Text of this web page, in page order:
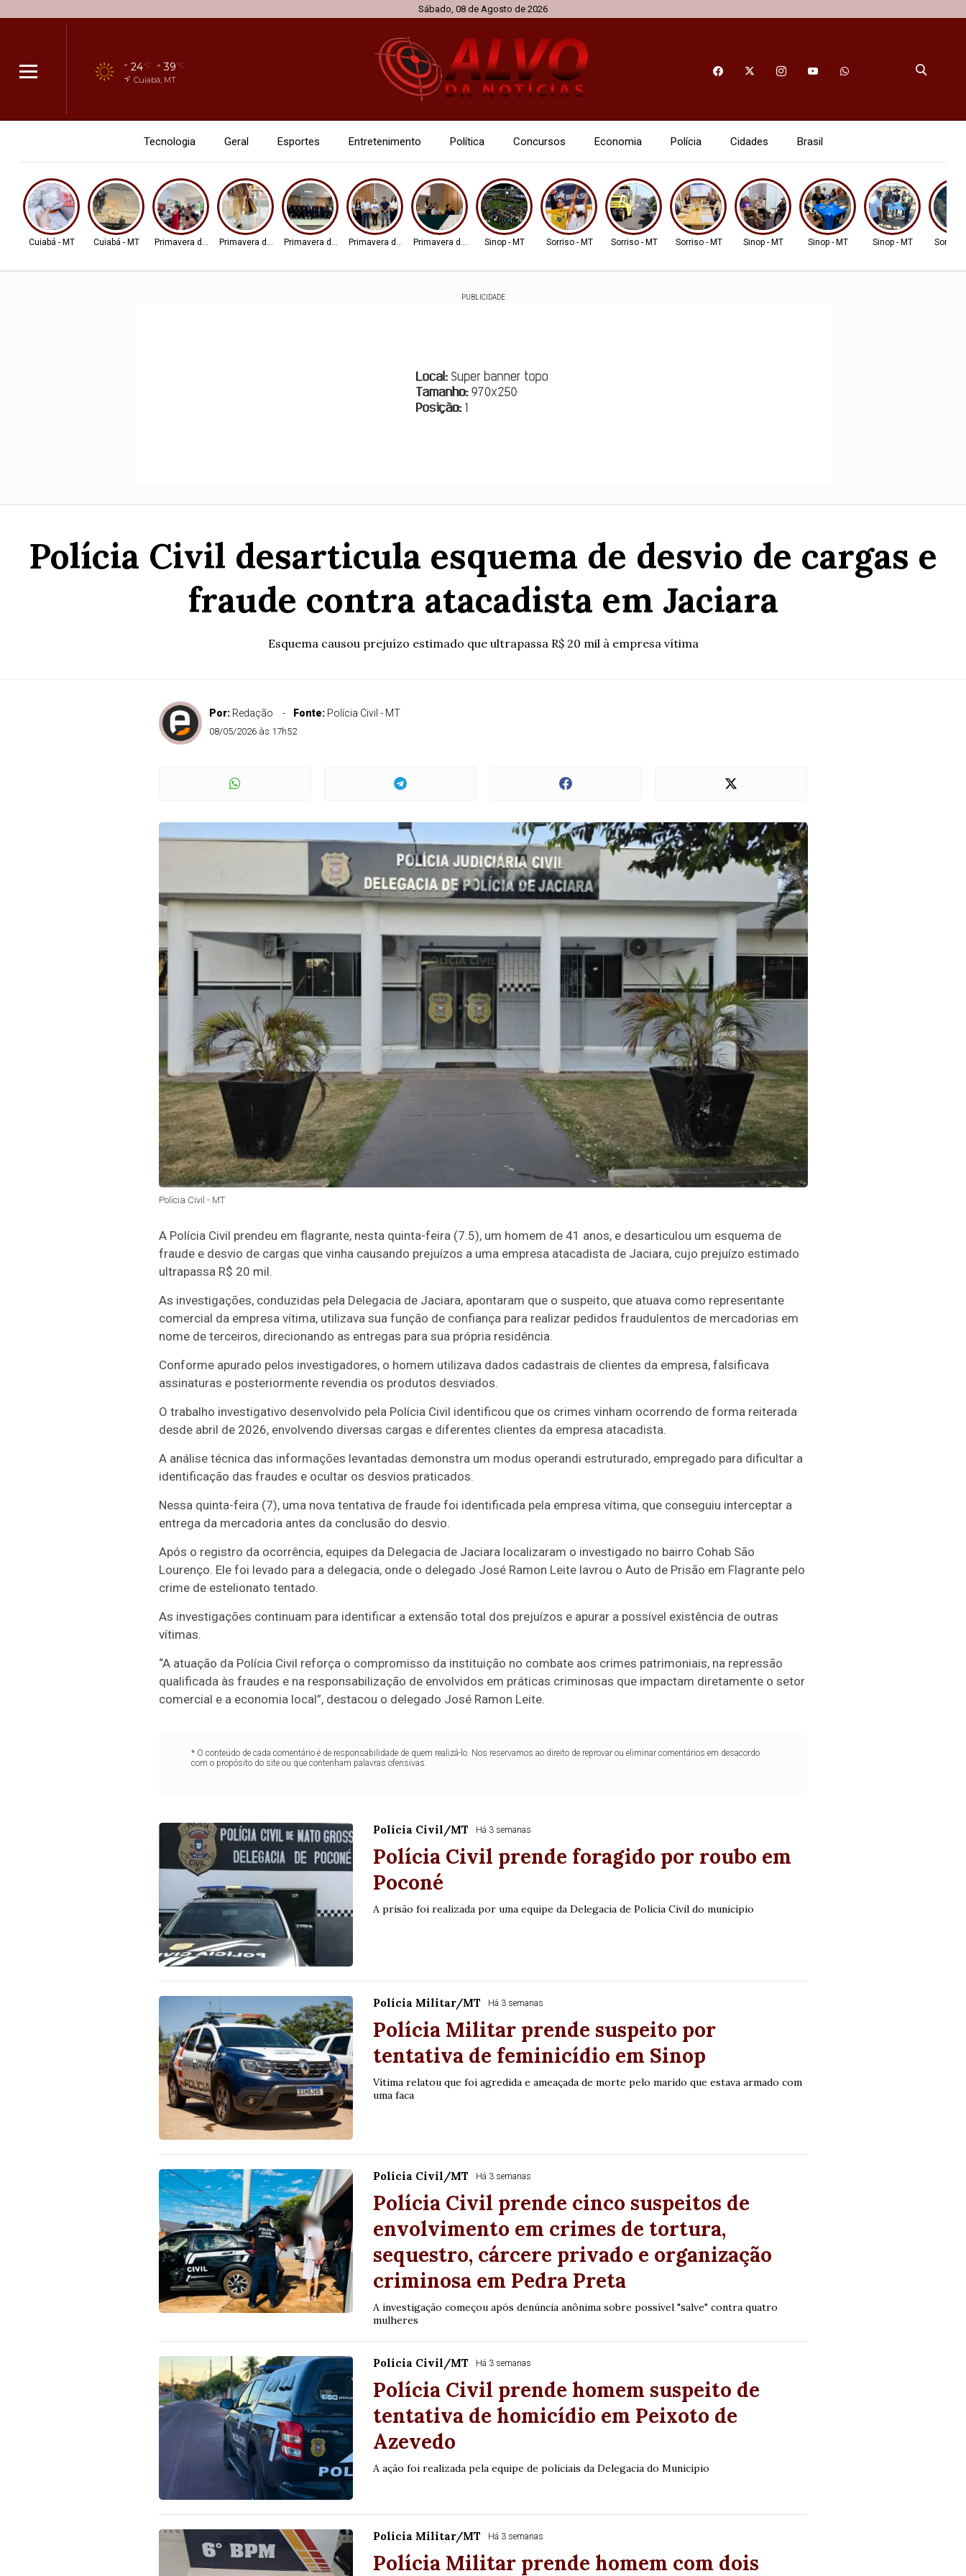
Sábado, 08 de Agosto de 2026
24°C 39°C
Cuiabá, MT
Tecnologia Geral Esportes Entretenimento Política Concursos Economia Polícia Cidades Brasil
Cuiabá - MT Cuiabá - MT Primavera do LestePrimavera do LestePrimavera do LestePrimavera do LestePrimavera do LesteSinop - MT Sorriso - MT Sorriso - MT Sorriso - MT Sinop - MT Sinop - MT Sinop - MT Sorriso
PUBLICIDADE
Polícia Civil desarticula esquema de desvio de cargas e
fraude contra atacadista em Jaciara
Esquema causou prejuízo estimado que ultrapassa R$ 20 mil à empresa vítima
Por: Redação Fonte: Polícia Civil - MT
08/05/2026 às 17h52
Polícia Civil - MT
A Polícia Civil prendeu em flagrante, nesta quinta-feira (7.5), um homem de 41 anos, e desarticulou um esquema de
fraude e desvio de cargas que vinha causando prejuízos a uma empresa atacadista de Jaciara, cujo prejuízo estimado
ultrapassa R$ 20 mil.
As investigações, conduzidas pela Delegacia de Jaciara, apontaram que o suspeito, que atuava como representante
comercial da empresa vítima, utilizava sua função de confiança para realizar pedidos fraudulentos de mercadorias em
nome de terceiros, direcionando as entregas para sua própria residência.
Conforme apurado pelos investigadores, o homem utilizava dados cadastrais de clientes da empresa, falsificava
assinaturas e posteriormente revendia os produtos desviados.
O trabalho investigativo desenvolvido pela Polícia Civil identificou que os crimes vinham ocorrendo de forma reiterada
desde abril de 2026, envolvendo diversas cargas e diferentes clientes da empresa atacadista.
A análise técnica das informações levantadas demonstra um modus operandi estruturado, empregado para dificultar a
identificação das fraudes e ocultar os desvios praticados.
Nessa quinta-feira (7), uma nova tentativa de fraude foi identificada pela empresa vítima, que conseguiu interceptar a
entrega da mercadoria antes da conclusão do desvio.
Após o registro da ocorrência, equipes da Delegacia de Jaciara localizaram o investigado no bairro Cohab São
Lourenço. Ele foi levado para a delegacia, onde o delegado José Ramon Leite lavrou o Auto de Prisão em Flagrante pelo
crime de estelionato tentado.
As investigações continuam para identificar a extensão total dos prejuízos e apurar a possível existência de outras
vítimas.
“A atuação da Polícia Civil reforça o compromisso da instituição no combate aos crimes patrimoniais, na repressão
qualificada às fraudes e na responsabilização de envolvidos em práticas criminosas que impactam diretamente o setor
comercial e a economia local”, destacou o delegado José Ramon Leite.
* O conteúdo de cada comentário é de responsabilidade de quem realizá-lo. Nos reservamos ao direito de reprovar ou eliminar comentários em desacordo
com o propósito do site ou que contenham palavras ofensivas.
Polícia Civil/MT Há 3 semanas
Polícia Civil prende foragido por roubo em
Poconé
A prisão foi realizada por uma equipe da Delegacia de Polícia Civil do município
Polícia Militar/MT Há 3 semanas
Polícia Militar prende suspeito por
tentativa de feminicídio em Sinop
Vítima relatou que foi agredida e ameaçada de morte pelo marido que estava armado com
uma faca
Polícia Civil/MT Há 3 semanas
Polícia Civil prende cinco suspeitos de
envolvimento em crimes de tortura,
sequestro, cárcere privado e organização
criminosa em Pedra Preta
A investigação começou após denúncia anônima sobre possível "salve" contra quatro
mulheres
Polícia Civil/MT Há 3 semanas
Polícia Civil prende homem suspeito de
tentativa de homicídio em Peixoto de
Azevedo
A ação foi realizada pela equipe de policiais da Delegacia do Município
Polícia Militar/MT Há 3 semanas
Polícia Militar prende homem com dois